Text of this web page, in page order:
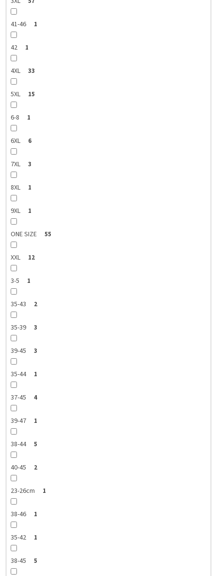
41-46 1
42 1
4XL 33
5XL 15
6-8 1
6XL 6
7XL 3
8XL 1
9XL 1
ONE SIZE 55
XXL 12
3-5 1
35-43 2
35-39 3
39-45 3
35-44 1
37-45 4
39-47 1
38-44 5
40-45 2
23-26cm 1
38-46 1
35-42 1
38-45 5